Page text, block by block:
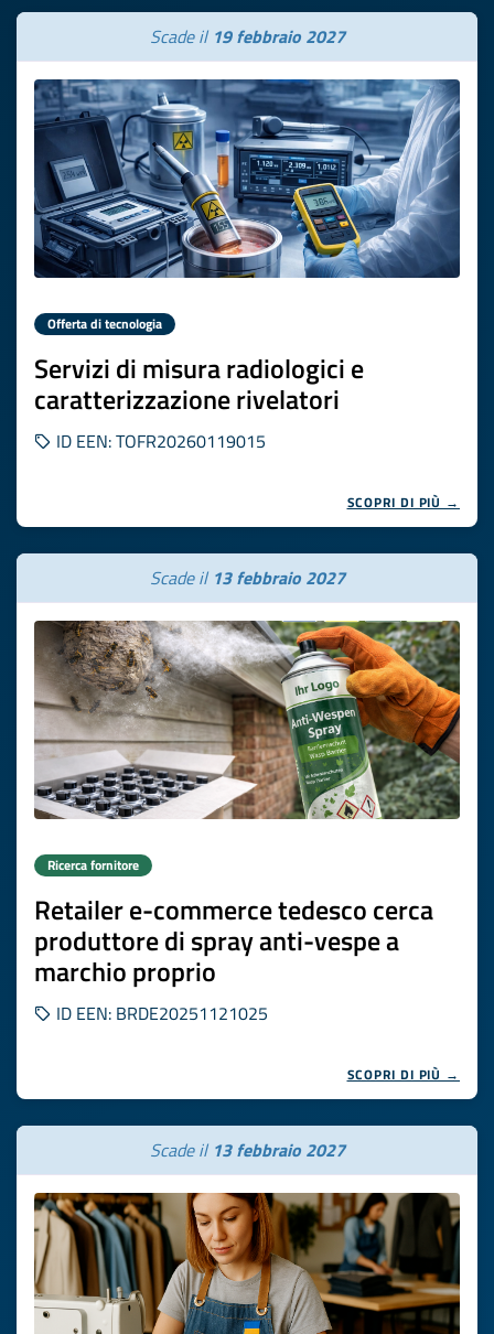
Scade il 19 febbraio 2027
Offerta di tecnologia
Servizi di misura radiologici e
caratterizzazione rivelatori
ID EEN: TOFR20260119015
SCOPRI DI PIÙ →
Scade il 13 febbraio 2027
Ricerca fornitore
Retailer e-commerce tedesco cerca
produttore di spray anti-vespe a
marchio proprio
ID EEN: BRDE20251121025
SCOPRI DI PIÙ →
Scade il 13 febbraio 2027